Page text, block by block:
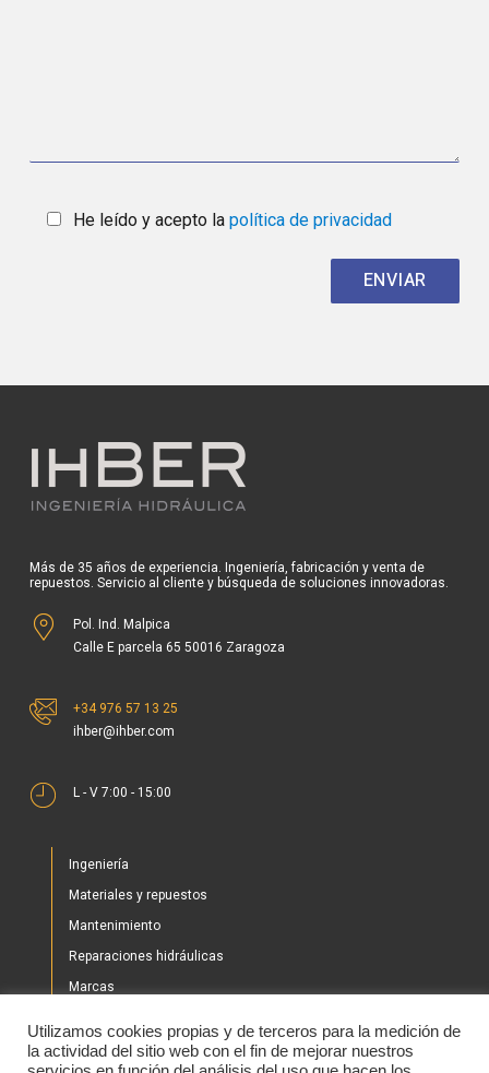
He leído y acepto la política de privacidad
Más de 35 años de experiencia. Ingeniería, fabricación y venta de
repuestos. Servicio al cliente y búsqueda de soluciones innovadoras.
Pol. Ind. Malpica
Calle E parcela 65 50016 Zaragoza
+34 976 57 13 25
ihber@ihber.com
L - V 7:00 - 15:00
Ingeniería
Materiales y repuestos
Mantenimiento
Reparaciones hidráulicas
Marcas
Tienda
Utilizamos cookies propias y de terceros para la medición de
la actividad del sitio web con el fin de mejorar nuestros